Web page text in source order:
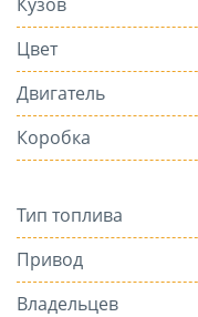
Цвет
Двигатель
Коробка
Тип топлива
Привод
Владельцев